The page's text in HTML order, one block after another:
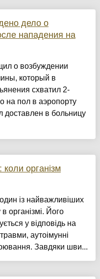
дело о
нападения на
о возбуждении
который в
схватил 2-
на пол в аэропорту
в больницу
організм
із найважливіших
організмі. Його
у відповідь на
аутоімунні
Завдяки шви...